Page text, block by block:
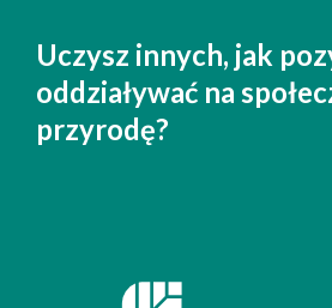
Zrównoważony
wpisany w strategię